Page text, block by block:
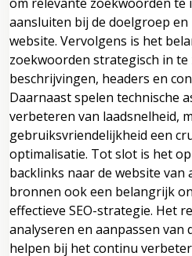
aansluiten bij de doelgroep
website. Vervolgens is het
zoekwoorden strategisch in
beschrijvingen, headers en
Daarnaast spelen technische
verbeteren van laadsnelheid,
gebruiksvriendelijkheid een
optimalisatie. Tot slot is het
backlinks naar de website
bronnen ook een belangrijk
effectieve SEO-strategie. Het
analyseren en aanpassen van
helpen bij het continu